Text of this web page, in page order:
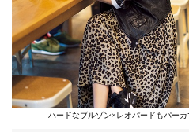
ハードなブルゾン×レオパードもパーカ